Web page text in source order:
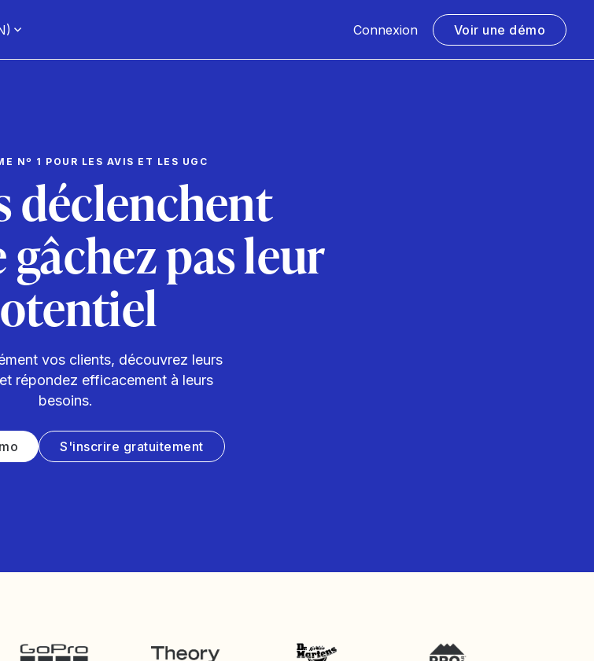
Connexion Voir une démo
Nº 1 POUR LES AVIS ET LES UGC
déclenchent
gâchez pas leur
vos clients, découvrez leurs
répondez efficacement à leurs
besoins.
S'inscrire gratuitement